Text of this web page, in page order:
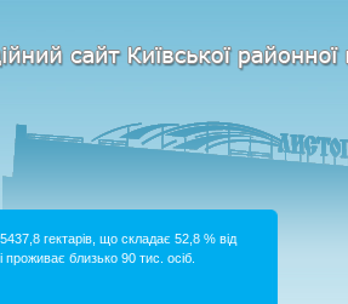
гектарів, що складає 52,8 % від
близько 90 тис. осіб.